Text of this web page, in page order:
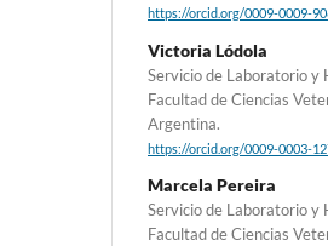
https://orcid.org/0009-0009-
Victoria Lódola
Servicio de Laboratorio y
Facultad de Ciencias
Argentina.
https://orcid.org/0009-0003-
Marcela Pereira
Servicio de Laboratorio y
Facultad de Ciencias